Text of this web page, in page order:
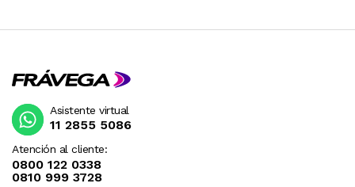
Atención al cliente:
0800 122 0338
0810 999 3728
Asistente virtual
11 2855 5086